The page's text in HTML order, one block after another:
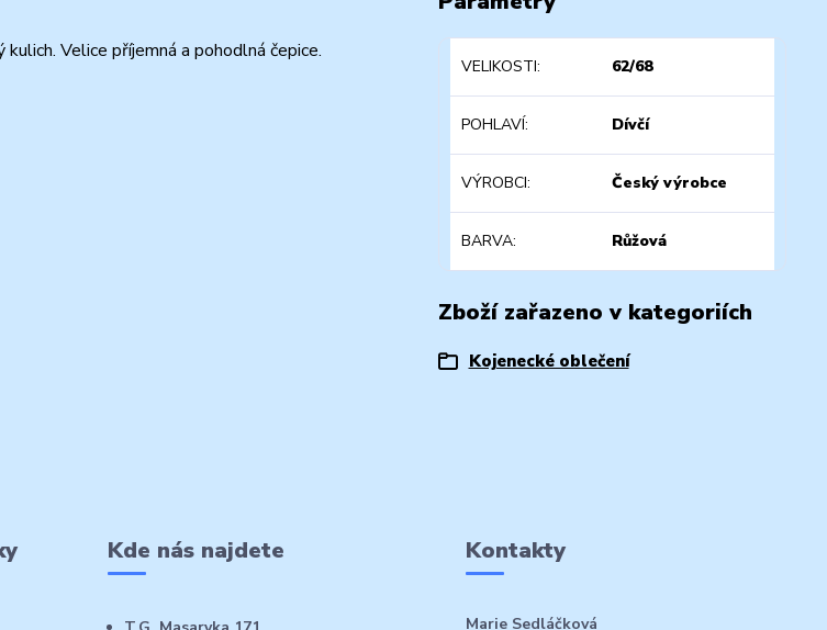
Velice příjemná a pohodlná čepice.
VELIKOSTI 62/68
POHLAVÍ Dívčí
VÝROBCI Český výrobce
BARVA Růžová
Zboží zařazeno v kategoriích
Kojenecké oblečení
Kde nás najdete Kontakty
Marie Sedláčková